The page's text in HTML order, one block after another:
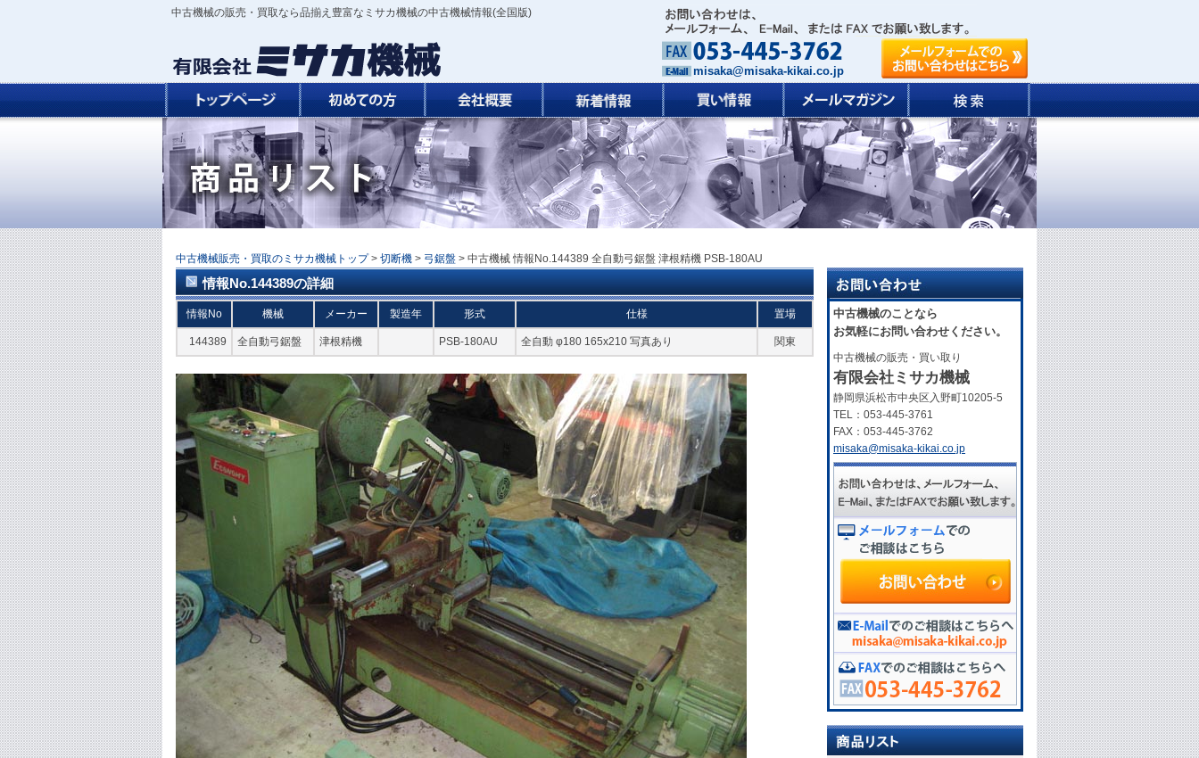
中古機械の販売・買取なら品揃え豊富なミサカ機械の中古機械情報(全国版)
misaka@misaka-kikai.co.jp
中古機械販売・買取のミサカ機械トップ > 切断機 > 弓鋸盤 > 中古機械 情報No.144389 全自動弓鋸盤 津根精機 PSB-180AU
情報No.144389の詳細
情報No 機械 メーカー 製造年 形式 仕様 置場
144389 全自動弓鋸盤 津根精機 PSB-180AU 全自動 φ180 165x210 写真あり 関東
中古機械のことなら
お気軽にお問い合わせください。
中古機械の販売・買い取り
有限会社ミサカ機械
静岡県浜松市中央区入野町10205-5
TEL：053-445-3761
FAX：053-445-3762
misaka@misaka-kikai.co.jp